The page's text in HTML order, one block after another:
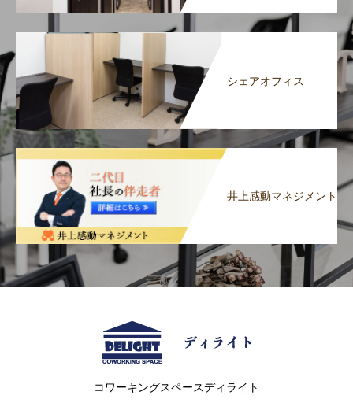
シェアオフィス
井上感動マネジメント
コワーキングスペースディライト